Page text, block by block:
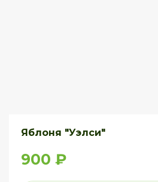
Яблоня "Уэлси"
900 ₽